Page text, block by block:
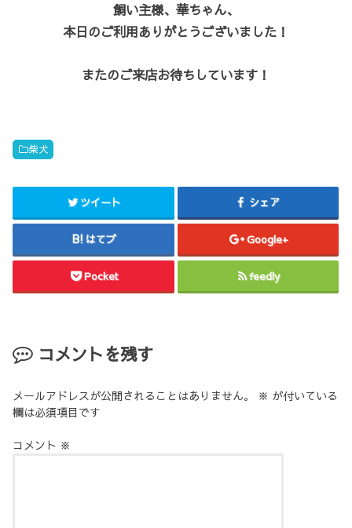
飼い主様、華ちゃん、
本日のご利用ありがとうございました！
またのご来店お待ちしています！
柴犬
ツイート シェア
はてブ Google+
Pocket feedly
コメントを残す
メールアドレスが公開されることはありません。 ※ が付いている
欄は必須項目です
コメント ※